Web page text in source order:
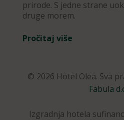
prirode. S jedne strane
druge morem.
Pročitaj više
© 2026 Hotel Olea. Sva
Fabula
Izgradnja hotela